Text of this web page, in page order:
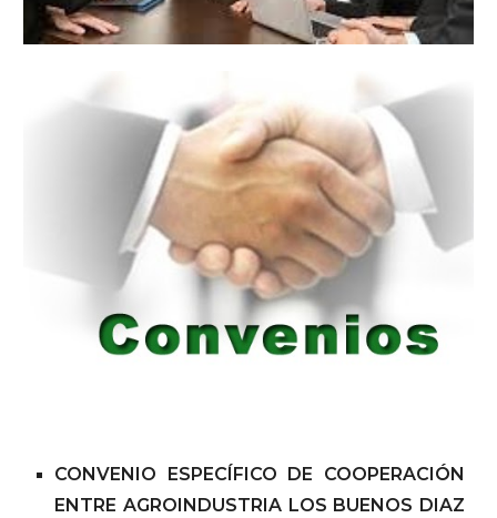
CONVENIO ESPECÍFICO DE COOPERACIÓN
ENTRE AGROINDUSTRIA LOS BUENOS DIAZ